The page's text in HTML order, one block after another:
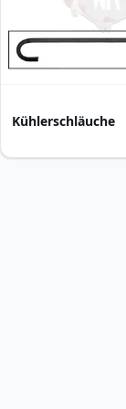
Kühlerschläuche